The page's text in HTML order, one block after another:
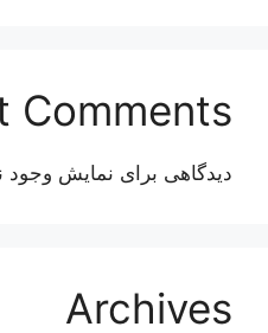
Comments
دیدگاهی برای نمایش وجود
Archives